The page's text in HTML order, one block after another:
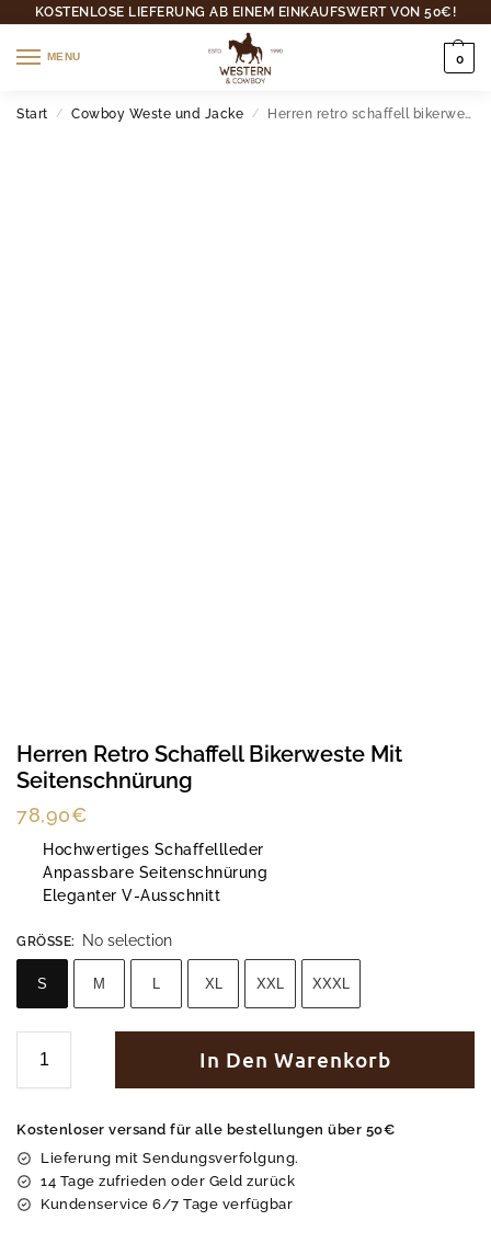
KOSTENLOSE LIEFERUNG AB EINEM EINKAUFSWERT VON 50€!
MENU 0
Start / Cowboy Weste und Jacke / Herren retro schaffell bikerweste mit seitenschnürung
Herren Retro Schaffell Bikerweste Mit
Seitenschnürung
78,90€
Hochwertiges Schaffellleder
Anpassbare Seitenschnürung
Eleganter V-Ausschnitt
GRÖSSE : No selection
S M L XL XXL XXXL
In Den Warenkorb
Kostenloser versand für alle bestellungen über 50€
Lieferung mit Sendungsverfolgung.
14 Tage zufrieden oder Geld zurück
Kundenservice 6/7 Tage verfügbar